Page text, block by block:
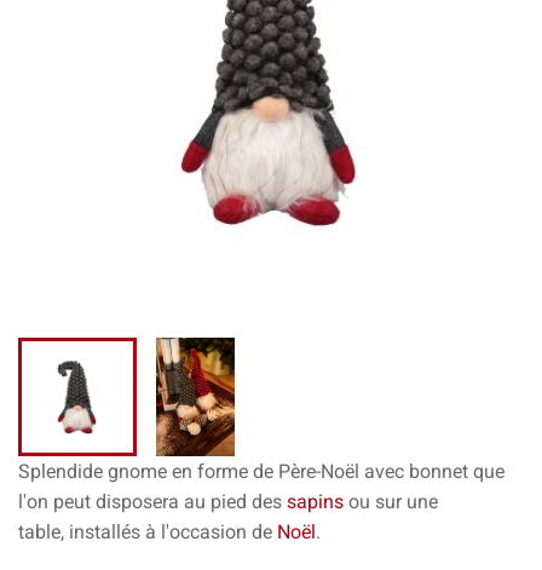
Splendide gnome en forme de Père-Noël avec bonnet que
l'on peut disposera au pied des sapins ou sur une
table, installés à l'occasion de Noël.